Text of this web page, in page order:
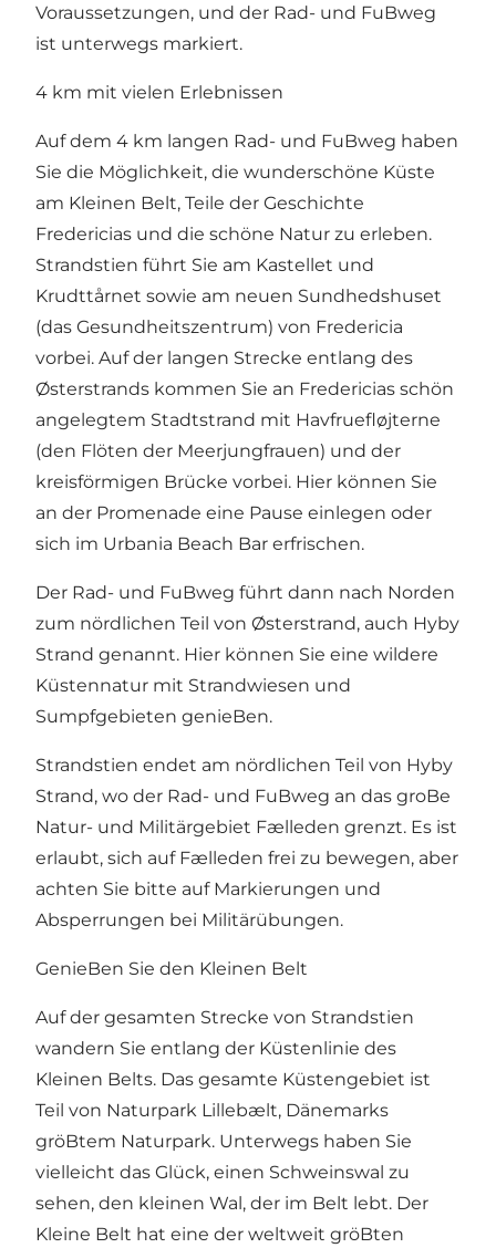
Voraussetzungen, und der Rad- und FuBweg
ist unterwegs markiert.
4 km mit vielen Erlebnissen
Auf dem 4 km langen Rad- und FuBweg haben
Sie die Möglichkeit, die wunderschöne Küste
am Kleinen Belt, Teile der Geschichte
Fredericias und die schöne Natur zu erleben.
Strandstien führt Sie am Kastellet und
Krudttårnet sowie am neuen Sundhedshuset
(das Gesundheitszentrum) von Fredericia
vorbei. Auf der langen Strecke entlang des
Østerstrands kommen Sie an Fredericias schön
angelegtem Stadtstrand mit Havfruefløjterne
(den Flöten der Meerjungfrauen) und der
kreisförmigen Brücke vorbei. Hier können Sie
an der Promenade eine Pause einlegen oder
sich im Urbania Beach Bar erfrischen.
Der Rad- und FuBweg führt dann nach Norden
zum nördlichen Teil von Østerstrand, auch Hyby
Strand genannt. Hier können Sie eine wildere
Küstennatur mit Strandwiesen und
Sumpfgebieten genieBen.
Strandstien endet am nördlichen Teil von Hyby
Strand, wo der Rad- und FuBweg an das groBe
Natur- und Militärgebiet Fælleden grenzt. Es ist
erlaubt, sich auf Fælleden frei zu bewegen, aber
achten Sie bitte auf Markierungen und
Absperrungen bei Militärübungen.
GenieBen Sie den Kleinen Belt
Auf der gesamten Strecke von Strandstien
wandern Sie entlang der Küstenlinie des
Kleinen Belts. Das gesamte Küstengebiet ist
Teil von Naturpark Lillebælt, Dänemarks
gröBtem Naturpark. Unterwegs haben Sie
vielleicht das Glück, einen Schweinswal zu
sehen, den kleinen Wal, der im Belt lebt. Der
Kleine Belt hat eine der weltweit gröBten